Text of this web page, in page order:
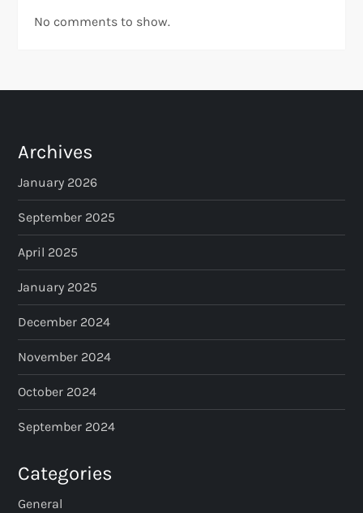
No comments to show.
Archives
January 2026
September 2025
April 2025
January 2025
December 2024
November 2024
October 2024
September 2024
Categories
General